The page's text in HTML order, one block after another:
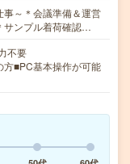
事～＊会議準備＆運営
サンプル着荷確認…
不要
方■PC基本操作が可能